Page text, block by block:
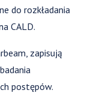
do rozkładania
CALD.
zapisują
postępów.